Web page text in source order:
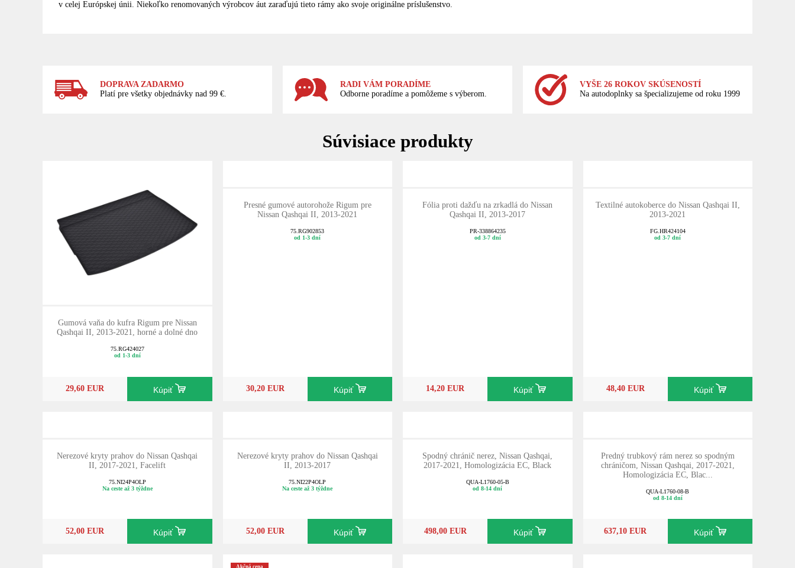
v celej Európskej únii. Niekoľko renomovaných výrobcov áut zaraďujú tieto rámy ako svoje originálne príslušenstvo.
DOPRAVA ZADARMO
Platí pre všetky objednávky nad 99 €.
RADI VÁM PORADÍME
Odborne poradíme a pomôžeme s výberom.
VYŠE 26 ROKOV SKÚSENOSTÍ
Na autodoplnky sa špecializujeme od roku 1999
Súvisiace produkty
Gumová vaňa do kufra Rigum pre Nissan
Qashqai II, 2013-2021, horné a dolné dno
75.RG424027
od 1-3 dní
29,60 EUR Kúpiť
Presné gumové autorohože Rigum pre
Nissan Qashqai II, 2013-2021
75.RG902853
od 1-3 dní
30,20 EUR Kúpiť
Fólia proti dažďu na zrkadlá do Nissan
Qashqai II, 2013-2017
PR-338864235
od 3-7 dní
14,20 EUR Kúpiť
Textilné autokoberce do Nissan Qashqai II,
2013-2021
FG.HR424104
od 3-7 dní
48,40 EUR Kúpiť
Nerezové kryty prahov do Nissan Qashqai
II, 2017-2021, Facelift
75.NI24P4OLP
Na ceste až 3 týždne
52,00 EUR Kúpiť
Nerezové kryty prahov do Nissan Qashqai
II, 2013-2017
75.NI22P4OLP
Na ceste až 3 týždne
52,00 EUR Kúpiť
Spodný chránič nerez, Nissan Qashqai,
2017-2021, Homologizácia EC, Black
QUA-L1760-05-B
od 8-14 dní
498,00 EUR Kúpiť
Predný trubkový rám nerez so spodným
chráničom, Nissan Qashqai, 2017-2021,
Homologizácia EC, Blac...
QUA-L1760-08-B
od 8-14 dní
637,10 EUR Kúpiť
Akčná cena